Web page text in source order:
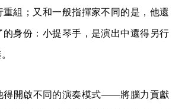
重組；又和一般指揮家不同的是，他還
的身份：小提琴手，是演出中還得另行
得開啟不同的演奏模式——將腦力貢獻